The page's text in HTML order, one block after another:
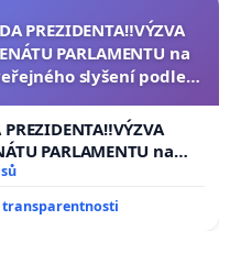
PREZIDENTA‼️VÝZVA
PARLAMENTU na
slyšení podle §
usnesení k podání
na prezidenta
republiky
PREZIDENTA‼️VÝZVA
PARLAMENTU na
slyšení podle §
k podání ústavní
transparentnosti